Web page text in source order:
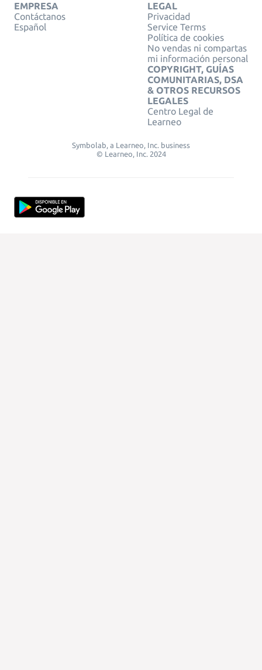
EMPRESA
Contáctanos
Español
LEGAL
Privacidad
Service Terms
Política de cookies
No vendas ni compartas
mi información personal
COPYRIGHT, GUÍAS
COMUNITARIAS, DSA
& OTROS RECURSOS
LEGALES
Centro Legal de
Learneo
Symbolab, a Learneo, Inc. business
© Learneo, Inc. 2024